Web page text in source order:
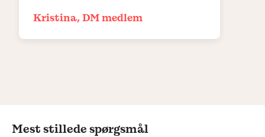
Kristina, DM medlem
Mest stillede spørgsmål